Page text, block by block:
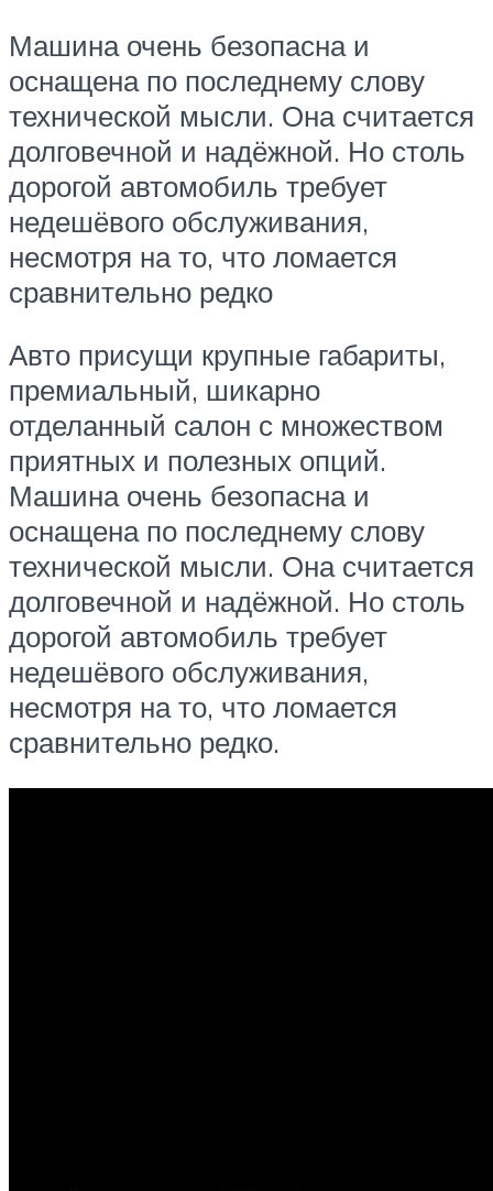
Машина очень безопасна и
оснащена по последнему слову
технической мысли. Она считается
долговечной и надёжной. Но столь
дорогой автомобиль требует
недешёвого обслуживания,
несмотря на то, что ломается
сравнительно редко
Авто присущи крупные габариты,
премиальный, шикарно
отделанный салон с множеством
приятных и полезных опций.
Машина очень безопасна и
оснащена по последнему слову
технической мысли. Она считается
долговечной и надёжной. Но столь
дорогой автомобиль требует
недешёвого обслуживания,
несмотря на то, что ломается
сравнительно редко.